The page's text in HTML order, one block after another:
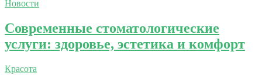
Новости
Современные стоматологические
услуги: здоровье, эстетика и комфорт
Красота